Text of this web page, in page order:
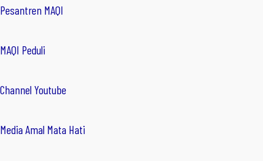
Pesantren MAQI
MAQI Peduli
Channel Youtube
Media Amal Mata Hati